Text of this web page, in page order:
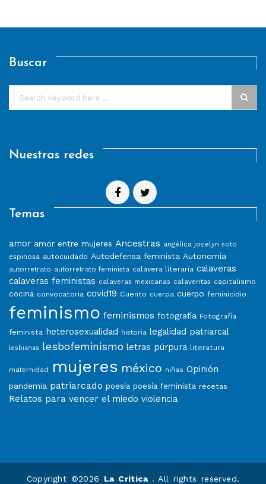
Buscar
Nuestras redes
Temas
amor amor entre mujeres Ancestras angélica jocelyn soto
espinosa autocuidado Autodefensa feminista Autonomía
autorretrato autorretrato feminista calavera literaria calaveras
calaveras feministas calaveras mexicanas calaveritas capitalismo
cocina convocatoria covid19 Cuento cuerpa cuerpo feminicidio
feminismo feminismos fotografía Fotografía
feminista heterosexualidad historia legalidad patriarcal
lesbianas lesbofeminismo letras púrpura literatura
maternidad mujeres méxico niñas Opinión
pandemia patriarcado poesía poesía feminista recetas
Relatos para vencer el miedo violencia
Copyright ©2026 La Crítica . All rights reserved.